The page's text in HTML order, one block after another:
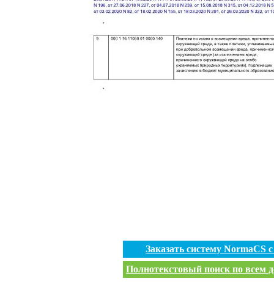
Заказать систему
Полнотекстовый поиск по всем